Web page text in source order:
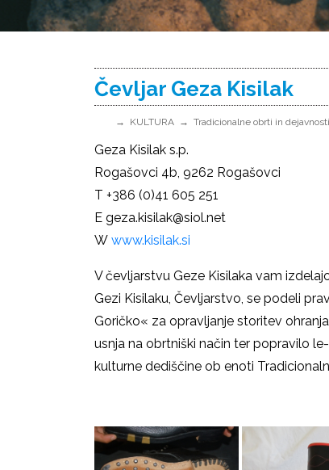
Čevljar Geza Kisilak
KULTURA Tradicionalne obrti in dejavnosti
Geza Kisilak s.p.
Rogašovci 4b, 9262 Rogašovci
T +386 (0)41 605 251
E geza.kisilak@siol.net
W www.kisilak.si
V čevljarstvu Geze Kisilaka vam
Gezi Kisilaku, Čevljarstvo, se podeli
Goričko« za opravljanje storitev
usnja na obrtniški način ter popravilo
kulturne dediščine ob enoti